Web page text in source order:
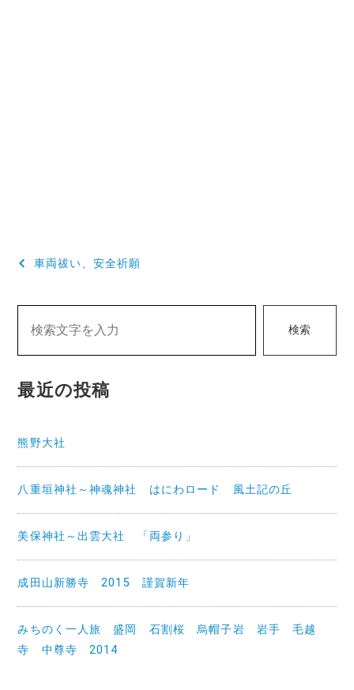
投
ビ
ー
ン
車両祓い、安全祈願
検索
最近の投稿
熊野大社
八重垣神社～神魂神社 はにわロード 風土記の丘
美保神社～出雲大社 「両参り」
成田山新勝寺 2015 謹賀新年
みちのく一人旅 盛岡 石割桜 烏帽子岩 岩手 毛越
寺 中尊寺 2014